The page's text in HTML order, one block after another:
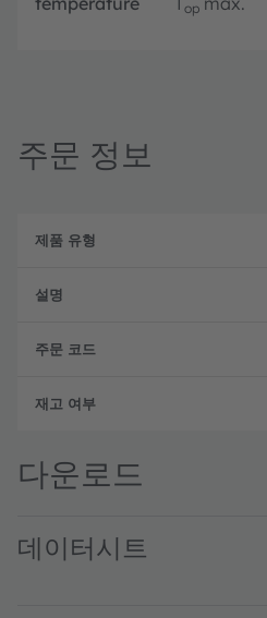
op
주문 정보
품
설
다운로드
데이터시트